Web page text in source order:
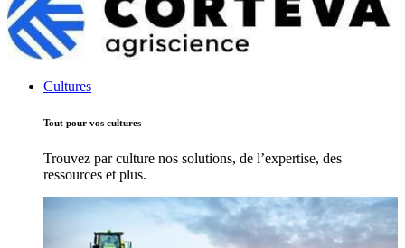
Cultures
Tout pour vos cultures
Trouvez par culture nos solutions, de l’expertise, des
ressources et plus.